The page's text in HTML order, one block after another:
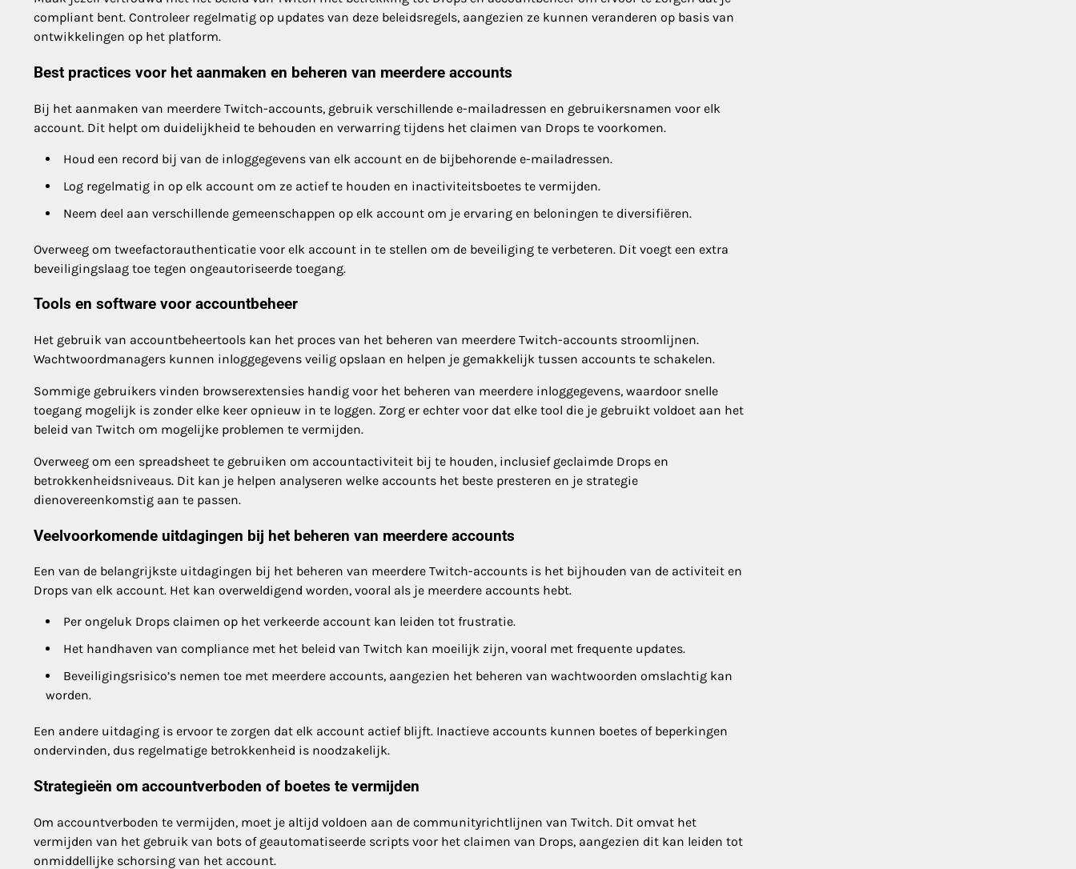
compliant bent. Controleer regelmatig op updates van deze beleidsregels, aangezien ze kunnen veranderen op basis van
ontwikkelingen op het platform.
Best practices voor het aanmaken en beheren van meerdere accounts
Bij het aanmaken van meerdere Twitch-accounts, gebruik verschillende e-mailadressen en gebruikersnamen voor elk
account. Dit helpt om duidelijkheid te behouden en verwarring tijdens het claimen van Drops te voorkomen.
Houd een record bij van de inloggegevens van elk account en de bijbehorende e-mailadressen.
Log regelmatig in op elk account om ze actief te houden en inactiviteitsboetes te vermijden.
Neem deel aan verschillende gemeenschappen op elk account om je ervaring en beloningen te diversifiëren.
Overweeg om tweefactorauthenticatie voor elk account in te stellen om de beveiliging te verbeteren. Dit voegt een extra
beveiligingslaag toe tegen ongeautoriseerde toegang.
Tools en software voor accountbeheer
Het gebruik van accountbeheertools kan het proces van het beheren van meerdere Twitch-accounts stroomlijnen.
Wachtwoordmanagers kunnen inloggegevens veilig opslaan en helpen je gemakkelijk tussen accounts te schakelen.
Sommige gebruikers vinden browserextensies handig voor het beheren van meerdere inloggegevens, waardoor snelle
toegang mogelijk is zonder elke keer opnieuw in te loggen. Zorg er echter voor dat elke tool die je gebruikt voldoet aan het
beleid van Twitch om mogelijke problemen te vermijden.
Overweeg om een spreadsheet te gebruiken om accountactiviteit bij te houden, inclusief geclaimde Drops en
betrokkenheidsniveaus. Dit kan je helpen analyseren welke accounts het beste presteren en je strategie
dienovereenkomstig aan te passen.
Veelvoorkomende uitdagingen bij het beheren van meerdere accounts
Een van de belangrijkste uitdagingen bij het beheren van meerdere Twitch-accounts is het bijhouden van de activiteit en
Drops van elk account. Het kan overweldigend worden, vooral als je meerdere accounts hebt.
Per ongeluk Drops claimen op het verkeerde account kan leiden tot frustratie.
Het handhaven van compliance met het beleid van Twitch kan moeilijk zijn, vooral met frequente updates.
Beveiligingsrisico’s nemen toe met meerdere accounts, aangezien het beheren van wachtwoorden omslachtig kan
worden.
Een andere uitdaging is ervoor te zorgen dat elk account actief blijft. Inactieve accounts kunnen boetes of beperkingen
ondervinden, dus regelmatige betrokkenheid is noodzakelijk.
Strategieën om accountverboden of boetes te vermijden
Om accountverboden te vermijden, moet je altijd voldoen aan de communityrichtlijnen van Twitch. Dit omvat het
vermijden van het gebruik van bots of geautomatiseerde scripts voor het claimen van Drops, aangezien dit kan leiden tot
onmiddellijke schorsing van het account.